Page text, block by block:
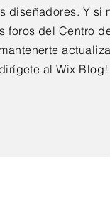
diseñadores. Y
foros del Centro
al Wix Blog!